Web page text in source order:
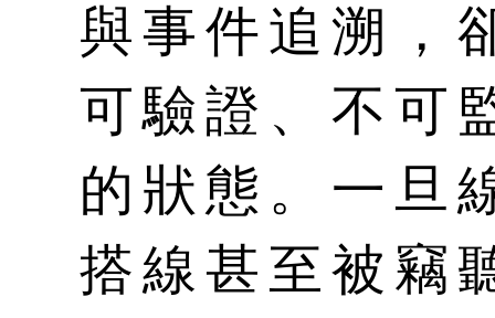
與事件追溯，
可驗證、不可
的狀態。一旦
搭線甚至被竊